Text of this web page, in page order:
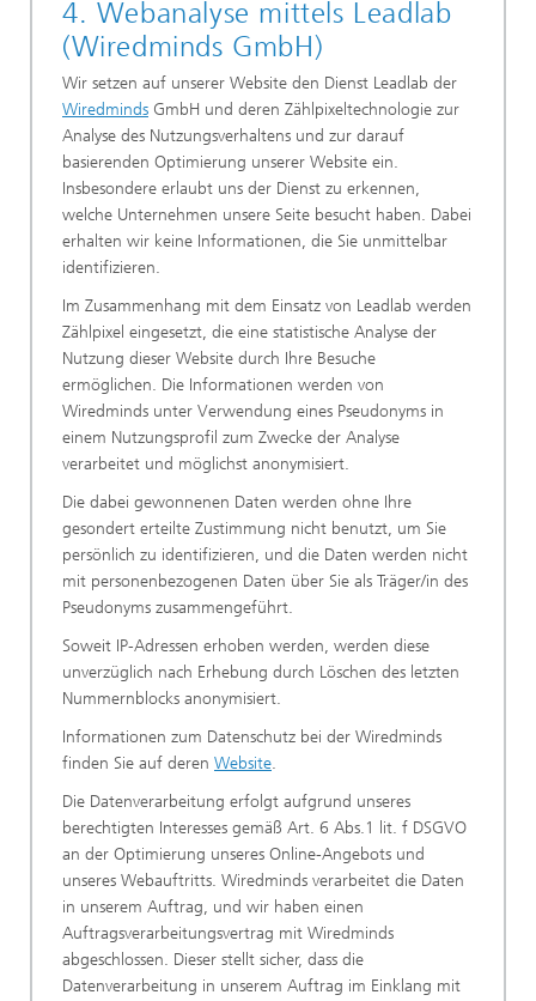
4. Webanalyse mittels Leadlab
(Wiredminds GmbH)
Wir setzen auf unserer Website den Dienst Leadlab der
Wiredminds GmbH und deren Zählpixeltechnologie zur
Analyse des Nutzungsverhaltens und zur darauf
basierenden Optimierung unserer Website ein.
Insbesondere erlaubt uns der Dienst zu erkennen,
welche Unternehmen unsere Seite besucht haben. Dabei
erhalten wir keine Informationen, die Sie unmittelbar
identifizieren.
Im Zusammenhang mit dem Einsatz von Leadlab werden
Zählpixel eingesetzt, die eine statistische Analyse der
Nutzung dieser Website durch Ihre Besuche
ermöglichen. Die Informationen werden von
Wiredminds unter Verwendung eines Pseudonyms in
einem Nutzungsprofil zum Zwecke der Analyse
verarbeitet und möglichst anonymisiert.
Die dabei gewonnenen Daten werden ohne Ihre
gesondert erteilte Zustimmung nicht benutzt, um Sie
persönlich zu identifizieren, und die Daten werden nicht
mit personenbezogenen Daten über Sie als Träger/in des
Pseudonyms zusammengeführt.
Soweit IP-Adressen erhoben werden, werden diese
unverzüglich nach Erhebung durch Löschen des letzten
Nummernblocks anonymisiert.
Informationen zum Datenschutz bei der Wiredminds
finden Sie auf deren Website.
Die Datenverarbeitung erfolgt aufgrund unseres
berechtigten Interesses gemäß Art. 6 Abs.1 lit. f DSGVO
an der Optimierung unseres Online-Angebots und
unseres Webauftritts. Wiredminds verarbeitet die Daten
in unserem Auftrag, und wir haben einen
Auftragsverarbeitungsvertrag mit Wiredminds
abgeschlossen. Dieser stellt sicher, dass die
Datenverarbeitung in unserem Auftrag im Einklang mit